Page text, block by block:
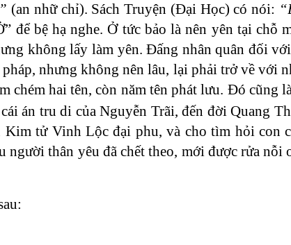
(an nhữ chỉ). Sách Truyện (Đại Học) có nói:
bệ hạ nghe. Ở tức bảo là nên yên tại chỗ
không lấy làm yên. Đấng nhân quân đối
nhưng không nên lâu, lại phải trở về với
chém hai tên, còn năm tên phát lưu. Đó cũng
án tru di của Nguyễn Trãi, đến đời Quang
tử Vinh Lộc đại phu, và cho tìm hỏi con
thân yêu đã chết theo, mới được rửa nỗi